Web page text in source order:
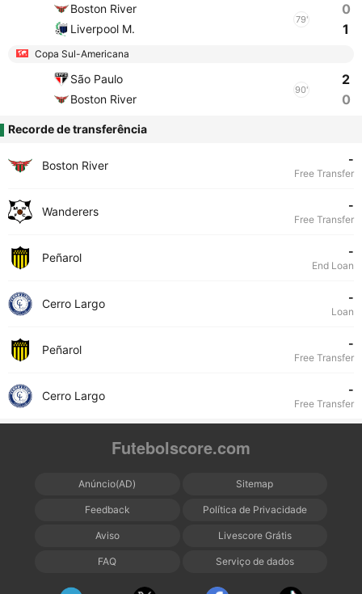
Boston River
Liverpool M.
79'
0
1
Copa Sul-Americana
São Paulo
Boston River
90'
2
0
Recorde de transferência
Boston River -
Free Transfer
Wanderers -
Free Transfer
Peñarol -
End Loan
Cerro Largo -
Loan
Peñarol -
Free Transfer
Cerro Largo -
Free Transfer
Futebolscore.com
Anúncio(AD) Sitemap
Feedback Política de Privacidade
Aviso Livescore Grátis
FAQ Serviço de dados